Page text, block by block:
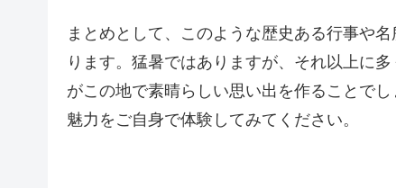
まとめとして、このような歴史ある行事や
ります。猛暑ではありますが、それ以上に
がこの地で素晴らしい思い出を作ることで
魅力をご自身で体験してみてください。